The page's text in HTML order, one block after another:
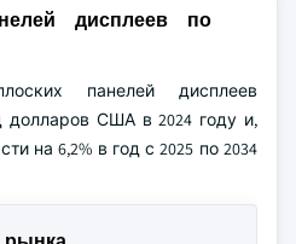
дисплеев по
панелей дисплеев
долларов США в 2024 году и,
на 6,2% в год с 2025 по 2034